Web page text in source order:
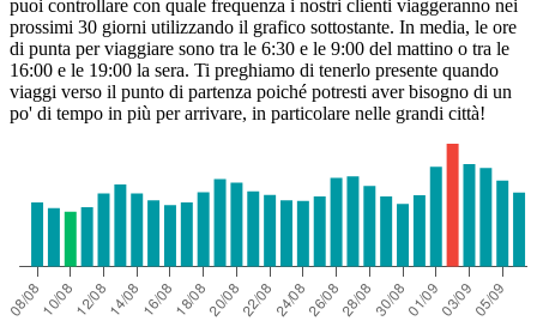
puoi controllare con quale frequenza i nostri clienti viaggeranno nei
prossimi 30 giorni utilizzando il grafico sottostante. In media, le ore
di punta per viaggiare sono tra le 6:30 e le 9:00 del mattino o tra le
16:00 e le 19:00 la sera. Ti preghiamo di tenerlo presente quando
viaggi verso il punto di partenza poiché potresti aver bisogno di un
po' di tempo in più per arrivare, in particolare nelle grandi città!